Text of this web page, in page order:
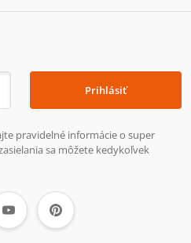
Prihlásiť
pravidelné informácie o super
sa môžete kedykoľvek